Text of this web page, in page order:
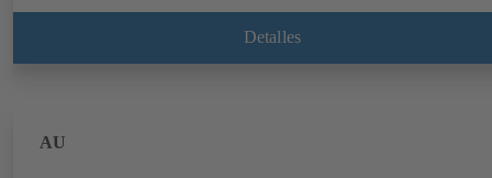
Detalles
AU